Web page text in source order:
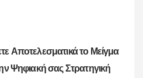
Αποτελεσματικά το Μείγμα
Ψηφιακή σας Στρατηγική